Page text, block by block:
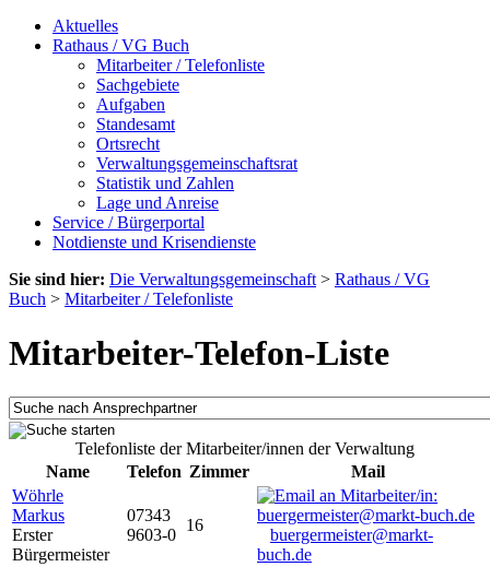
Aktuelles
Rathaus / VG Buch
Mitarbeiter / Telefonliste
Sachgebiete
Aufgaben
Standesamt
Ortsrecht
Verwaltungsgemeinschaftsrat
Statistik und Zahlen
Lage und Anreise
Service / Bürgerportal
Notdienste und Krisendienste
Sie sind hier: Die Verwaltungsgemeinschaft > Rathaus / VG
Buch > Mitarbeiter / Telefonliste
Mitarbeiter-Telefon-Liste
Telefonliste der Mitarbeiter/innen der Verwaltung
Name
Telefon Zimmer
Mail
Wöhrle
Markus
Erster
Bürgermeister
07343
9603-0
16
buergermeister@markt-
buch.de